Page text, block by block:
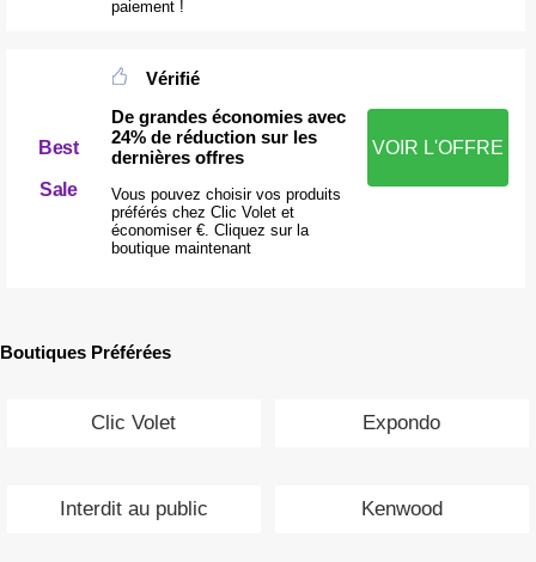
paiement !
Best
Sale
Vérifié
De grandes économies avec
24% de réduction sur les
dernières offres
Vous pouvez choisir vos produits
préférés chez Clic Volet et
économiser €. Cliquez sur la
boutique maintenant
VOIR L'OFFRE
Boutiques Préférées
Clic Volet Expondo
Interdit au public Kenwood